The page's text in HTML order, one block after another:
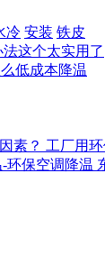
冷 安装 铁皮
这个太实用了
低成本降温
素？ 工厂用
环保空调降温